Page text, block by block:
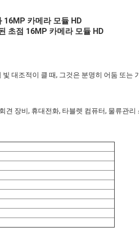
16MP 카메라 모듈 HD
초점 16MP 카메라 모듈 HD
대조적이 클 때, 그것은 분명히 어둠 또는
견 장비, 휴대전화, 타블렛 컴퓨터, 물류관리